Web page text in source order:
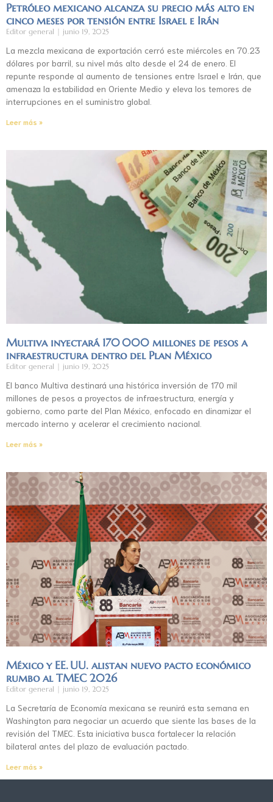
Petróleo mexicano alcanza su precio más alto en
cinco meses por tensión entre Israel e Irán
Editor general junio 19, 2025
La mezcla mexicana de exportación cerró este miércoles en 70.23
dólares por barril, su nivel más alto desde el 24 de enero. El
repunte responde al aumento de tensiones entre Israel e Irán, que
amenaza la estabilidad en Oriente Medio y eleva los temores de
interrupciones en el suministro global.
Leer más »
Multiva inyectará 170 000 millones de pesos a
infraestructura dentro del Plan México
Editor general junio 19, 2025
El banco Multiva destinará una histórica inversión de 170 mil
millones de pesos a proyectos de infraestructura, energía y
gobierno, como parte del Plan México, enfocado en dinamizar el
mercado interno y acelerar el crecimiento nacional.
Leer más »
México y EE. UU. alistan nuevo pacto económico
rumbo al TMEC 2026
Editor general junio 19, 2025
La Secretaría de Economía mexicana se reunirá esta semana en
Washington para negociar un acuerdo que siente las bases de la
revisión del TMEC. Esta iniciativa busca fortalecer la relación
bilateral antes del plazo de evaluación pactado.
Leer más »